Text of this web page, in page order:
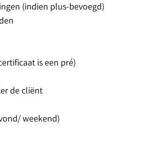
(indien plus-bevoegd)
is een pré)
de cliënt
weekend)